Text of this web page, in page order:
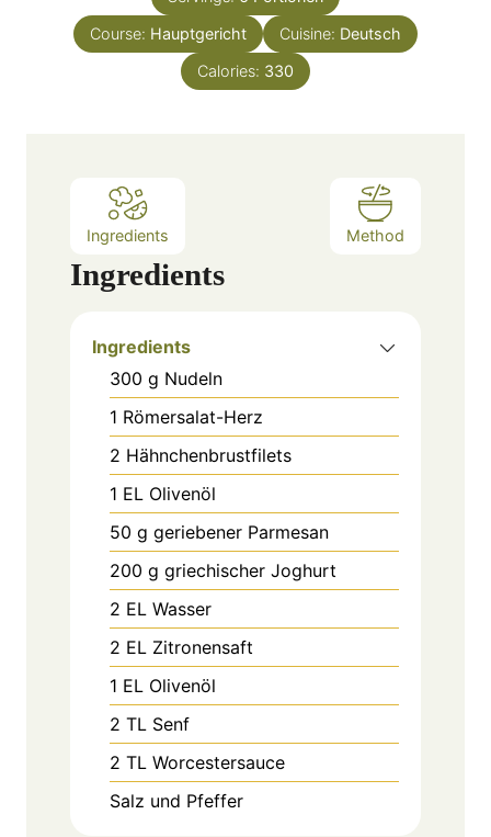
s
u
t
e
s
Course: Hauptgericht Cuisine: Deutsch
Calories: 330
Ingredients Method
Ingredients
Ingredients
300 g Nudeln
1 Römersalat-Herz
2 Hähnchenbrustfilets
1 EL Olivenöl
50 g geriebener Parmesan
200 g griechischer Joghurt
2 EL Wasser
2 EL Zitronensaft
1 EL Olivenöl
2 TL Senf
2 TL Worcestersauce
Salz und Pfeffer